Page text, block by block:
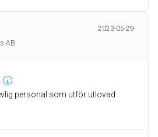
2023-05-29
AB
personal som utför utlovad